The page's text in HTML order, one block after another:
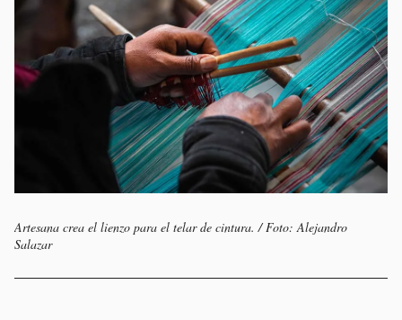
Artesana crea el lienzo para el telar de cintura. / Foto: Alejandro
Salazar